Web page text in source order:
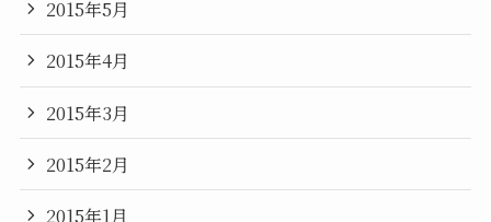
2015年5月
2015年4月
2015年3月
2015年2月
2015年1月